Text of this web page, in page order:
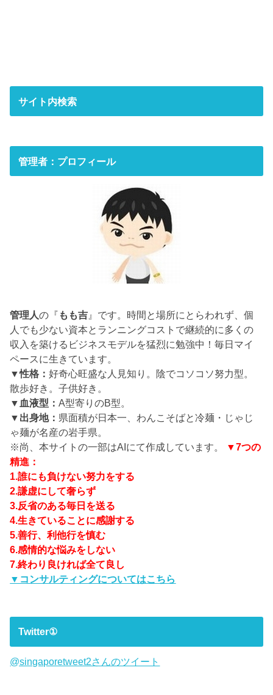
サイト内検索
管理者：プロフィール
管理人の『 もも吉 』です。時間と場所にとらわれず、個
人でも少ない資本とランニングコストで継続的に多くの
収入を築けるビジネスモデルを猛烈に勉強中！毎日マイ
ペースに生きています。
▼性格：好奇心旺盛な人見知り。陰でコソコソ努力型。
散歩好き。子供好き。
▼血液型：A型寄りのB型。
▼出身地： 県面積が日本一、わんこそばと冷麺・じゃじ
ゃ麺が名産の岩手県。
※尚、本サイトの一部はAIにて作成しています。
▼7つの
精進：
1.誰にも負けない努力をする
2.謙虚にして奢らず
3.反省のある毎日を送る
4.生きていることに感謝する
5.善行、利他行を慎む
6.感情的な悩みをしない
7.終わり良ければ全て良し
▼コンサルティングについてはこちら
Twitter①
@singaporetweet2さんのツイート